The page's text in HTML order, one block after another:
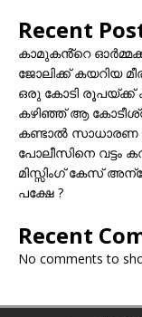
Recent
കാമുകൻ്റെ
ജോലിക്ക് കയറിയ
ഒരു കോടി രൂപയ്ക്ക്
കഴിഞ്ഞ് ആ
കണ്ടാൽ സാധാരണ
പോലീസിനെ വട്ടം
മിസ്സിംഗ് കേസ്
പക്ഷേ ?
Recent
No comments to